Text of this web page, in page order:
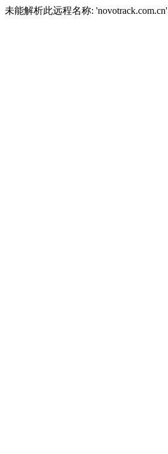
未能解析此远程名称: 'novotrack.com.cn'